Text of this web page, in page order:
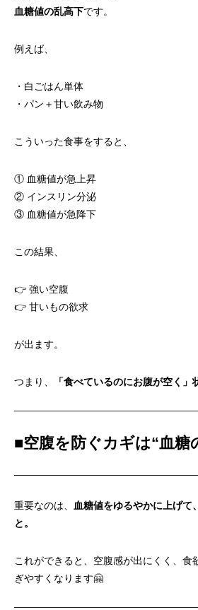
血糖値の乱高下です。
例えば、
・白ごはん単体
・パン＋甘い飲み物
こういった食事をすると、
① 血糖値が急上昇
② インスリン分泌
③ 血糖値が急降下
この結果、
👉 強い空腹
👉 甘いもの欲求
が出ます。
つまり、 「食べているのにお腹が空く」
■空腹を防ぐカギは“血糖
重要なのは、
血糖値をゆるやかに上げて
と。
これができると、空腹感が出にくく、食
ぎやすくなります🤗